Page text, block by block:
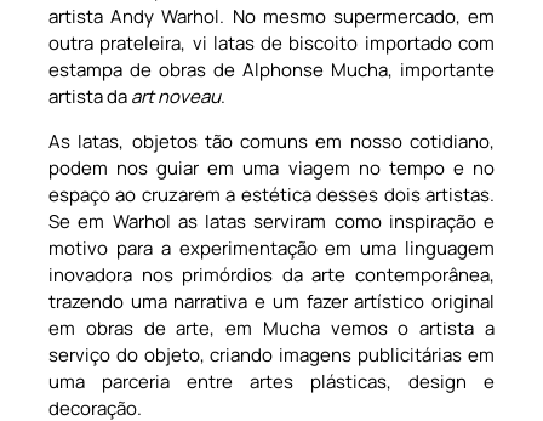
artista Andy Warhol. No mesmo supermercado, em
outra prateleira, vi latas de biscoito importado com
estampa de obras de Alphonse Mucha, importante
artista daart noveau.
As latas, objetos tão comuns em nosso cotidiano,
podem nos guiar em uma viagem no tempo e no
espaço ao cruzarem a estética desses dois artistas.
Se em Warhol as latas serviram como inspiração e
motivo para a experimentação em uma linguagem
inovadora nos primórdios da arte contemporânea,
trazendo uma narrativa e um fazer artístico original
em obras de arte, em Mucha vemos o artista a
serviço do objeto, criando imagens publicitárias em
uma parceria entre artes plásticas, design e
decoração.